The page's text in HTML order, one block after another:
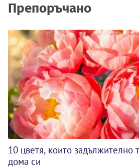
Препоръчано
10 цветя, които задължително
дома си